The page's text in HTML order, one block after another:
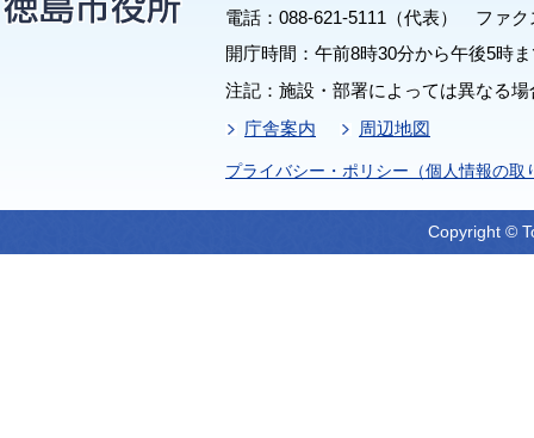
電話：088-621-5111（代表） ファク
開庁時間：午前8時30分から午後5時
注記：施設・部署によっては異なる
庁舎案内
周辺地図
プライバシー・ポリシー（個人情報の取
Copyright ©